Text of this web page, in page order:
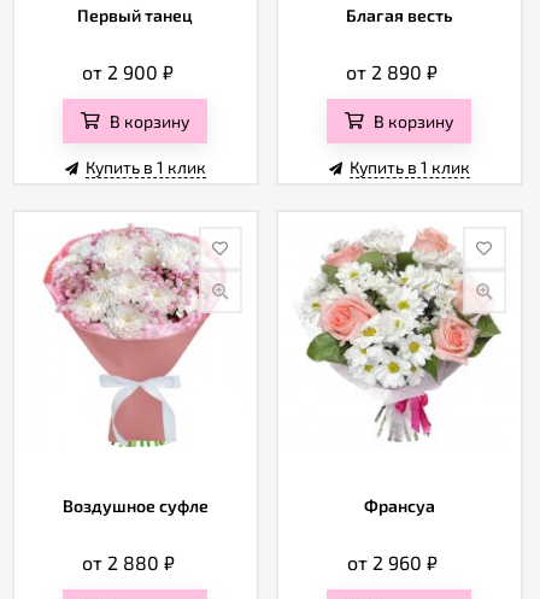
Первый танец
от 2 900₽
В корзину
Купить в 1 клик
Благая весть
от 2 890₽
В корзину
Купить в 1 клик
Воздушное суфле
от 2 880 ₽
Франсуа
от 2 960 ₽